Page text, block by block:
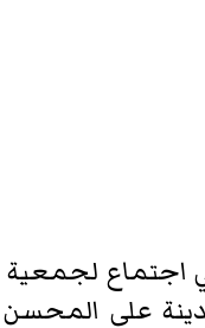
اجتماع لجمعية
على المحسن